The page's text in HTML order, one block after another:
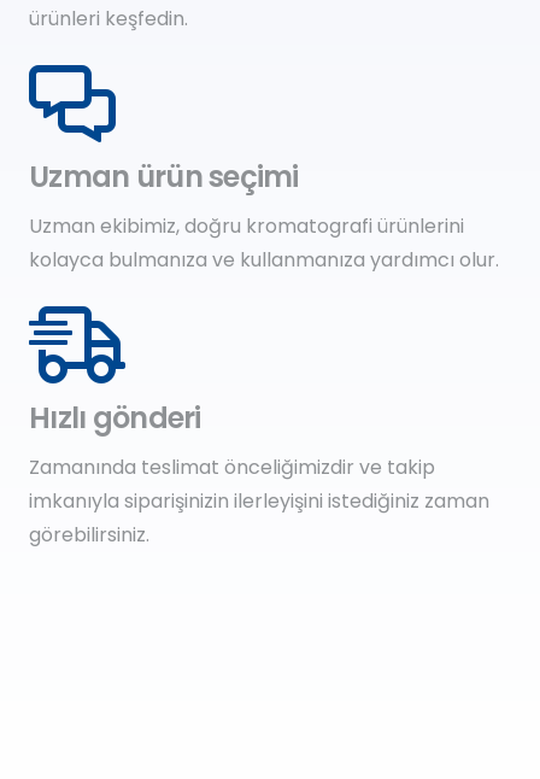
ürünleri keşfedin.
Uzman ürün seçimi
Uzman ekibimiz, doğru kromatografi ürünlerini
kolayca bulmanıza ve kullanmanıza yardımcı olur.
Hızlı gönderi
Zamanında teslimat önceliğimizdir ve takip
imkanıyla siparişinizin ilerleyişini istediğiniz zaman
görebilirsiniz.